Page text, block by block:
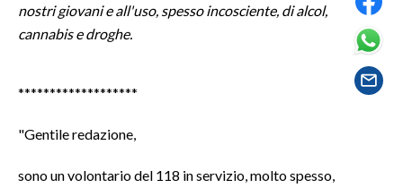
SALUTE
EVENTI
nostri giovani eall'uso, spesso incosciente, di alcol,
cannabise droghe.
*******************
"Gentile redazione,
sono un volontario del 118 in servizio, molto spesso,